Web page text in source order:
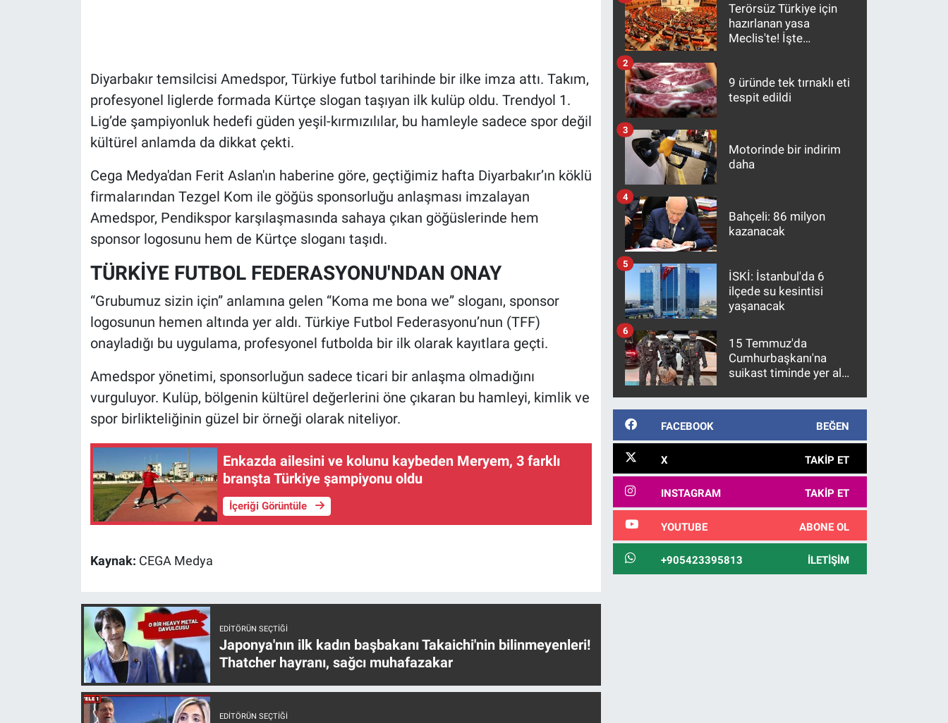
Diyarbakır temsilcisi Amedspor, Türkiye futbol tarihinde bir ilke imza attı. Takım,
profesyonel liglerde formada Kürtçe slogan taşıyan ilk kulüp oldu. Trendyol 1.
Lig’de şampiyonluk hedefi güden yeşil-kırmızılılar, bu hamleyle sadece spor değil
kültürel anlamda da dikkat çekti.
Cega Medya'dan Ferit Aslan'ın haberine göre, geçtiğimiz hafta Diyarbakır’ın köklü
firmalarından Tezgel Kom ile göğüs sponsorluğu anlaşması imzalayan
Amedspor, Pendikspor karşılaşmasında sahaya çıkan göğüslerinde hem
sponsor logosunu hem de Kürtçe sloganı taşıdı.
TÜRKİYE FUTBOL FEDERASYONU'NDAN ONAY
“Grubumuz sizin için” anlamına gelen “Koma me bona we” sloganı, sponsor
logosunun hemen altında yer aldı. Türkiye Futbol Federasyonu’nun (TFF)
onayladığı bu uygulama, profesyonel futbolda bir ilk olarak kayıtlara geçti.
Amedspor yönetimi, sponsorluğun sadece ticari bir anlaşma olmadığını
vurguluyor. Kulüp, bölgenin kültürel değerlerini öne çıkaran bu hamleyi, kimlik ve
spor birlikteliğinin güzel bir örneği olarak niteliyor.
Enkazda ailesini ve kolunu kaybeden Meryem, 3 farklı
branşta Türkiye şampiyonu oldu
İçeriği Görüntüle
Kaynak: CEGA Medya
EDITÖRÜN SEÇTIĞI
Japonya'nın ilk kadın başbakanı Takaichi'nin bilinmeyenleri!
Thatcher hayranı, sağcı muhafazakar
EDITÖRÜN SEÇTIĞI
Terörsüz Türkiye için
hazırlanan yasa
Meclis'te! İşte
9 üründe tek tırnaklı eti
tespit edildi
2
Motorinde bir indirim
daha
3
Bahçeli: 86 milyon
kazanacak
4
İSKİ: İstanbul'da 6
ilçede su kesintisi
yaşanacak
5
15 Temmuz'da
Cumhurbaşkanı'na
suikast timinde yer alan
10 yıl sonra yakalandı
6
FACEBOOK BEĞEN
X TAKIP ET
INSTAGRAM TAKIP ET
YOUTUBE ABONE OL
+905423395813 İLETIŞIM
Koronavirüs
Kültür Sanat
Programlar
Türkiye'nin Gündemi
Yerel Gündem
Yerel Yaşam
Canlı Yayın